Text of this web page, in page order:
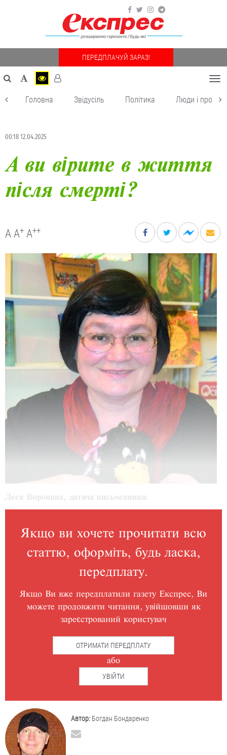
ПЕРЕДПЛАЧУЙ ЗАРАЗ!
Головна Звідусіль Політика Люди і
00:18 12.04.2025
А ви вірите в життя
після смерті?
A A+ A++
Леся Воронина, дитяча письменниця:
Якщо ви хочете прочитати всю
статтю, оформіть, будь ласка,
передплату.
Якщо Ви вже передплатили газету Експрес, Ви
можете продовжити читання, увійшовши як
зареєстрований користувач
ОТРИМАТИ ПЕРЕДПЛАТУ
або
УВІЙТИ
Автор: Богдан Бондаренко